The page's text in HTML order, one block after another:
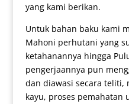
yang kami berikan.
Untuk bahan baku kami
Mahoni perhutani yang
ketahanannya hingga
pengerjaannya pun
dan diawasi secara
kayu, proses pemahatan